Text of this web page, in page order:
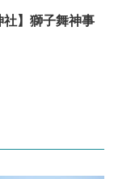
社】獅子舞神事